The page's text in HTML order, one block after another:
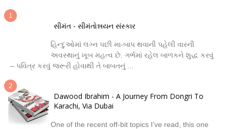
સીમંત - સીમંતોન્નયન સંસ્કાર
હિન્દુઓમાં લગ્ન પછી મા-બાપ થવાની પહેલી વારની
અવસ્થાનું ખૂબ મહત્વ છે. ગર્ભમાં રહેલ બાળકને શુદ્ધ કરવું
– પવિત્ર કરવું જરૂરી હોવાથી તે બાબતનું ...
Dawood Ibrahim - A Journey From Dongri To
Karachi, Via Dubai
One of the recent off-bit topics I’ve read, this one